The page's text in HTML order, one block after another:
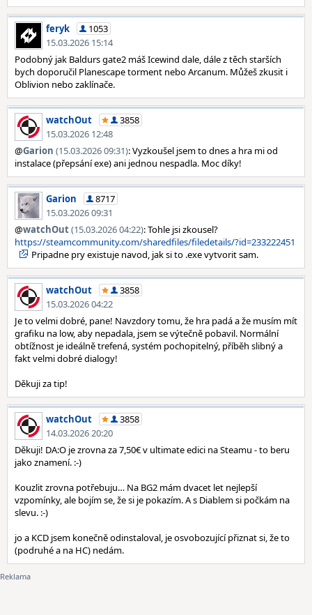
feryk
1053
15.03.2026 15:14
Podobný jak Baldurs gate2 máš Icewind dale, dále z těch starších
bych doporučil Planescape torment nebo Arcanum. Můžeš zkusit i
Oblivion nebo zaklínače.
watchOut
3858
15.03.2026 12:48
@Garion (15.03.2026 09:31): Vyzkoušel jsem to dnes a hra mi od
instalace (přepsání exe) ani jednou nespadla. Moc díky!
Garion
8717
15.03.2026 09:31
@watchOut(15.03.2026 04:22): Tohle jsi zkousel?
https://steamcommunity.com/sharedfiles/filedetails/?id=233222451
Pripadne pry existuje navod, jak si to .exe vytvorit sam.
watchOut
3858
15.03.2026 04:22
Je to velmi dobré, pane! Navzdory tomu, že hra padá a že musím mít
grafiku na low, aby nepadala, jsem se výtečně pobavil. Normální
obtížnost je ideálně trefená, systém pochopitelný, příběh slibný a
fakt velmi dobré dialogy!
Děkuji za tip!
watchOut
3858
14.03.2026 20:20
Děkuji! DA:O je zrovna za 7,50€ v ultimate edici na Steamu - to beru
jako znamení. :-)
Kouzlit zrovna potřebuju… Na BG2 mám dvacet let nejlepší
vzpomínky, ale bojím se, že si je pokazím. A s Diablem si počkám na
slevu. :-)
jo a KCD jsem konečně odinstaloval, je osvobozující přiznat si, že to
(podruhé a na HC) nedám.